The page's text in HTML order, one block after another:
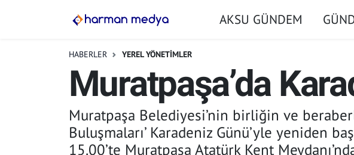
AKSU GÜNDEM
HABERLER YEREL YÖNETİMLER
Muratpaşa’da
Muratpaşa Belediyesi’nin birliğin ve
Buluşmaları’ Karadeniz Günü’yle yeniden
15.00’te Muratpaşa Atatürk Kent
AKSU GÜNDEM
İstanbul Hava Durumu
İstanbul Trafik Yoğunluk Haritası
Süper Lig Puan Durumu ve Fikstür